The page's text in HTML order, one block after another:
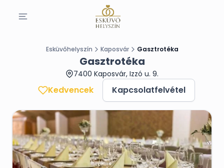
Esküvőhelyszín Kaposvár Gasztrotéka
Gasztrotéka
7400 Kaposvár, Izzó u. 9.
Kedvencek Kapcsolatfelvétel